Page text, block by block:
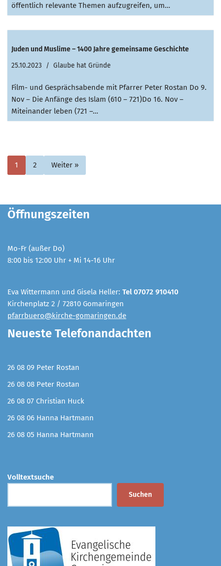
öffentlich relevante Themen aufzugreifen, um…
Juden und Muslime – 1400 Jahre gemeinsame Geschichte
25.10.2023
Glaube hat Gründe
Film- und Gesprächsabende mit Pfarrer Peter Rostan Do 9.
Nov – Die Anfänge des Islam (610 – 721)Do 16. Nov –
Miteinander leben (721 –…
1 2 Weiter »
Öffnungszeiten
Mo-Fr (außer Do)
8:00 bis 12:00 Uhr + Mi 14-16 Uhr
Eva Wittermann und Gisela Heller: Tel 07072 910410
Kirchenplatz 2 / 72810 Gomaringen
pfarrbuero@kirche-gomaringen.de
Neueste Telefonandachten
26 08 09 Peter Rostan
26 08 08 Peter Rostan
26 08 07 Christian Huck
26 08 06 Hanna Hartmann
26 08 05 Hanna Hartmann
Volltextsuche
Suchen